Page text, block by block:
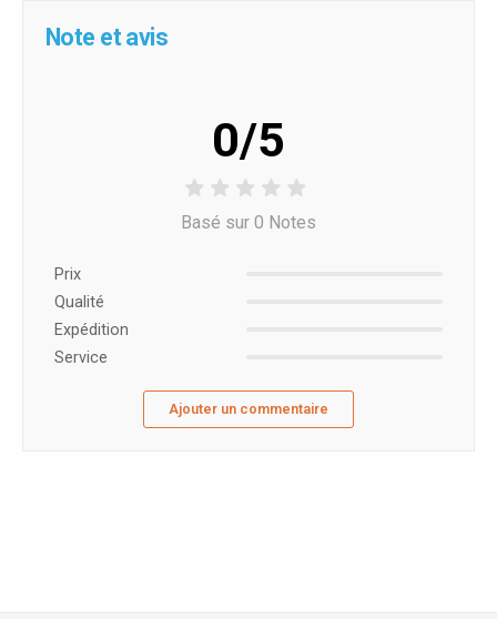
Note et avis
0/5
Basé sur 0 Notes
Prix ​​
Qualité
Expédition
Service
Ajouter un commentaire